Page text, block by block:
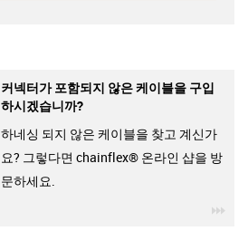
커넥터가 포함되지 않은 케이블을 구입
하시겠습니까?
하네싱 되지 않은 케이블을 찾고 계신가
요? 그렇다면 chainflex® 온라인 샵을 방
문하세요.